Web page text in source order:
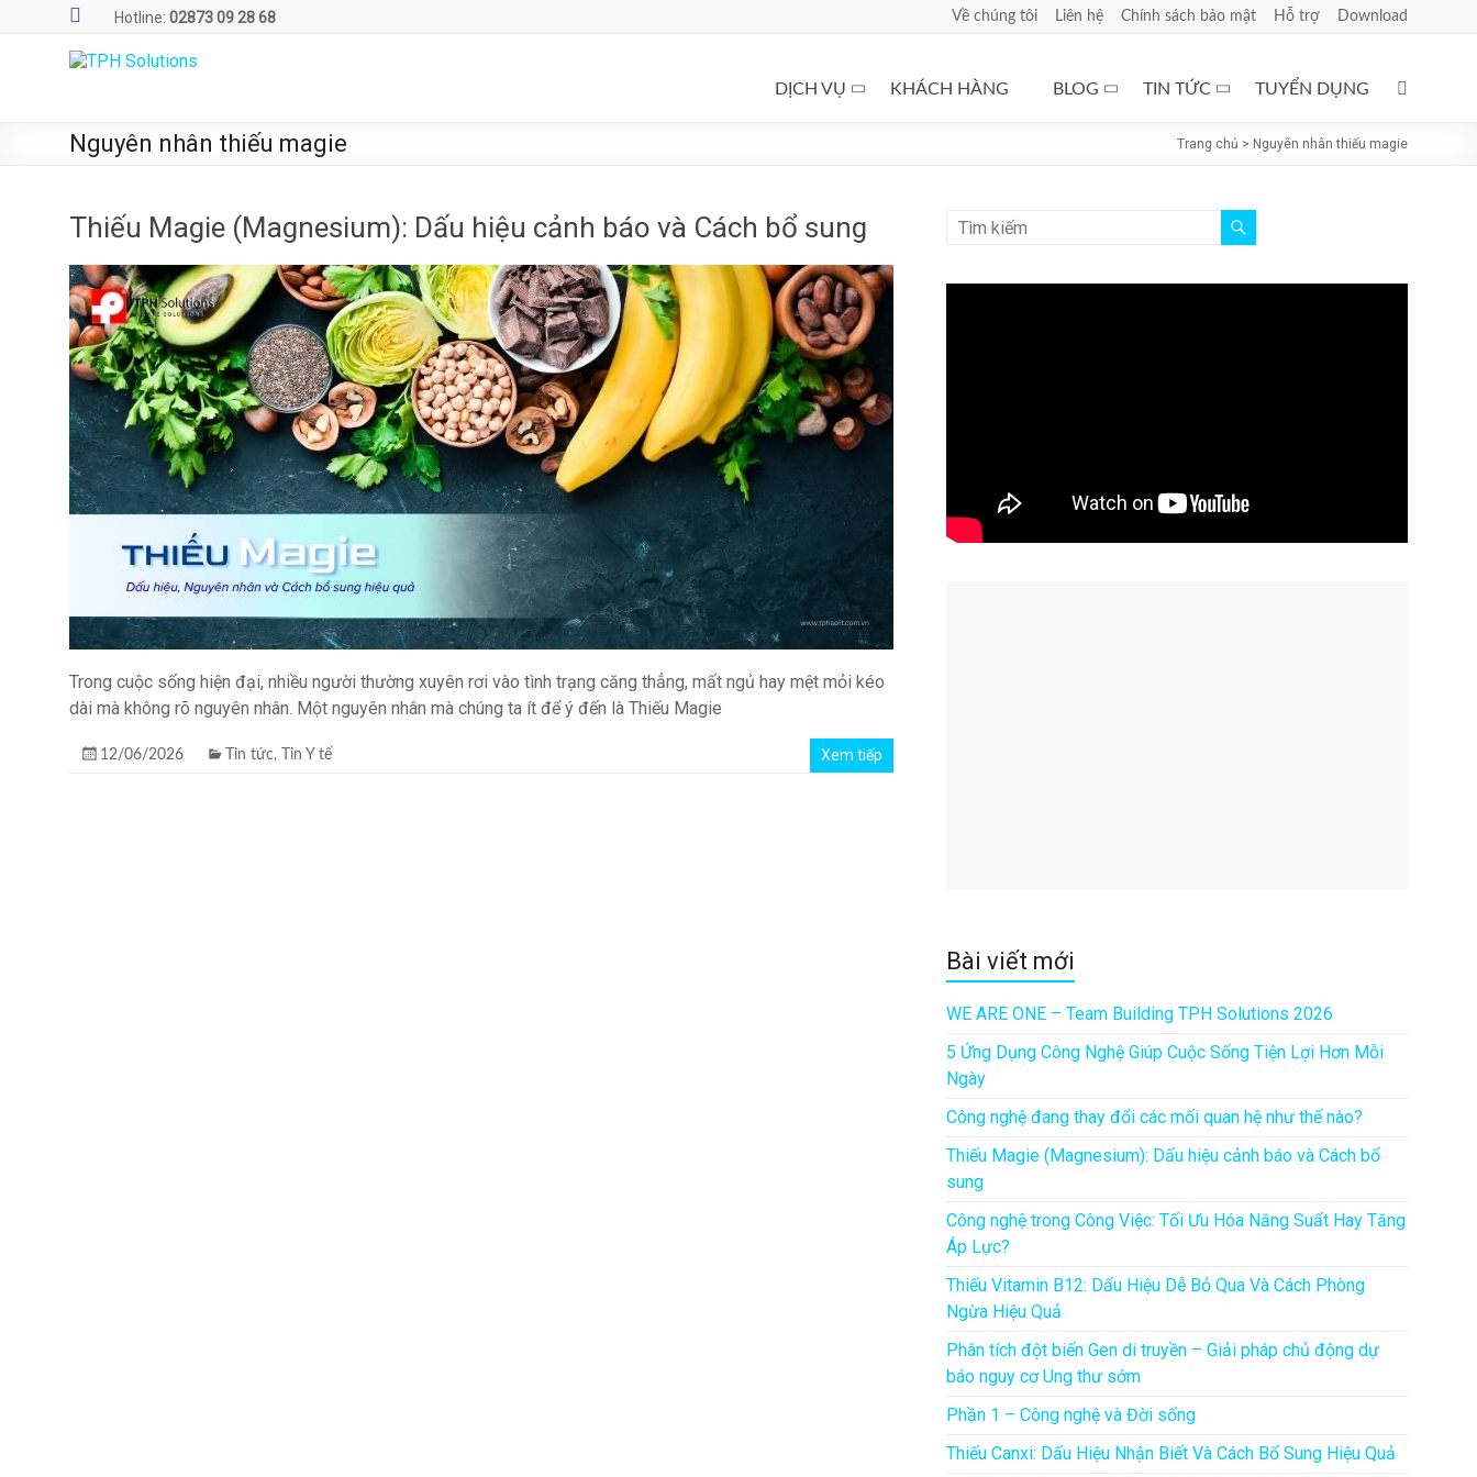
Hotline: 02873 09 28 68 Về chúng tôi Liên hệ Chính sách bảo mật Hỗ trợ Download
TPH
Solutions
WE
SOLUTIONS
Phần
mềm
quản
lý
phòng
xét
nghiệm
TPH.LabIMS
DỊCH VỤ KHÁCH HÀNG BLOG TIN TỨC TUYỂN DỤNG
Nguyên nhân thiếu magie Trang chủ > Nguyên nhân thiếu magie
Thiếu Magie (Magnesium): Dấu hiệu cảnh báo và Cách bổ sung
Trong cuộc sống hiện đại, nhiều người thường xuyên rơi vào tình trạng căng thẳng, mất ngủ hay mệt mỏi kéo
dài mà không rõ nguyên nhân. Một nguyên nhân mà chúng ta ít để ý đến là Thiếu Magie
12/06/2026 Tin tức, Tin Y tế Xem tiếp
Bài viết mới
WE ARE ONE – Team Building TPH Solutions 2026
5 Ứng Dụng Công Nghệ Giúp Cuộc Sống Tiện Lợi Hơn Mỗi
Ngày
Công nghệ đang thay đổi các mối quan hệ như thế nào?
Thiếu Magie (Magnesium): Dấu hiệu cảnh báo và Cách bổ
sung
Công nghệ trong Công Việc: Tối Ưu Hóa Năng Suất Hay Tăng
Áp Lực?
Thiếu Vitamin B12: Dấu Hiệu Dễ Bỏ Qua Và Cách Phòng
Ngừa Hiệu Quả
Phân tích đột biến Gen di truyền – Giải pháp chủ động dự
báo nguy cơ Ung thư sớm
Phần 1 – Công nghệ và Đời sống
Thiếu Canxi: Dấu Hiệu Nhận Biết Và Cách Bổ Sung Hiệu Quả